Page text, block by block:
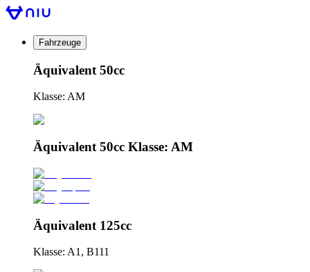
Fahrzeuge
Äquivalent 50cc
Klasse: AM
Äquivalent 50cc Klasse: AM
Äquivalent 125cc
Klasse: A1, B111